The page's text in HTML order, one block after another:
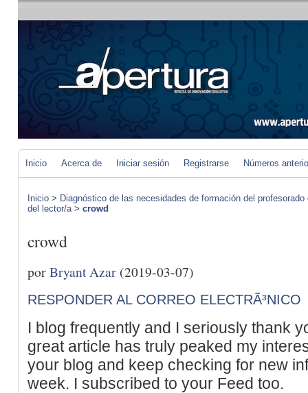
Inicio Acerca de Iniciar sesión Registrarse Números
Inicio > Diagnóstico de las necesidades de formación del
del lector/a> crowd
crowd
porBryant Azar (2019-03-07)
RESPONDER AL CORREO ELECTRÃ³NICO
I blog frequently and I seriously thank
great article has truly peaked my
your blog and keep checking for new
week. I subscribed to your Feed too.